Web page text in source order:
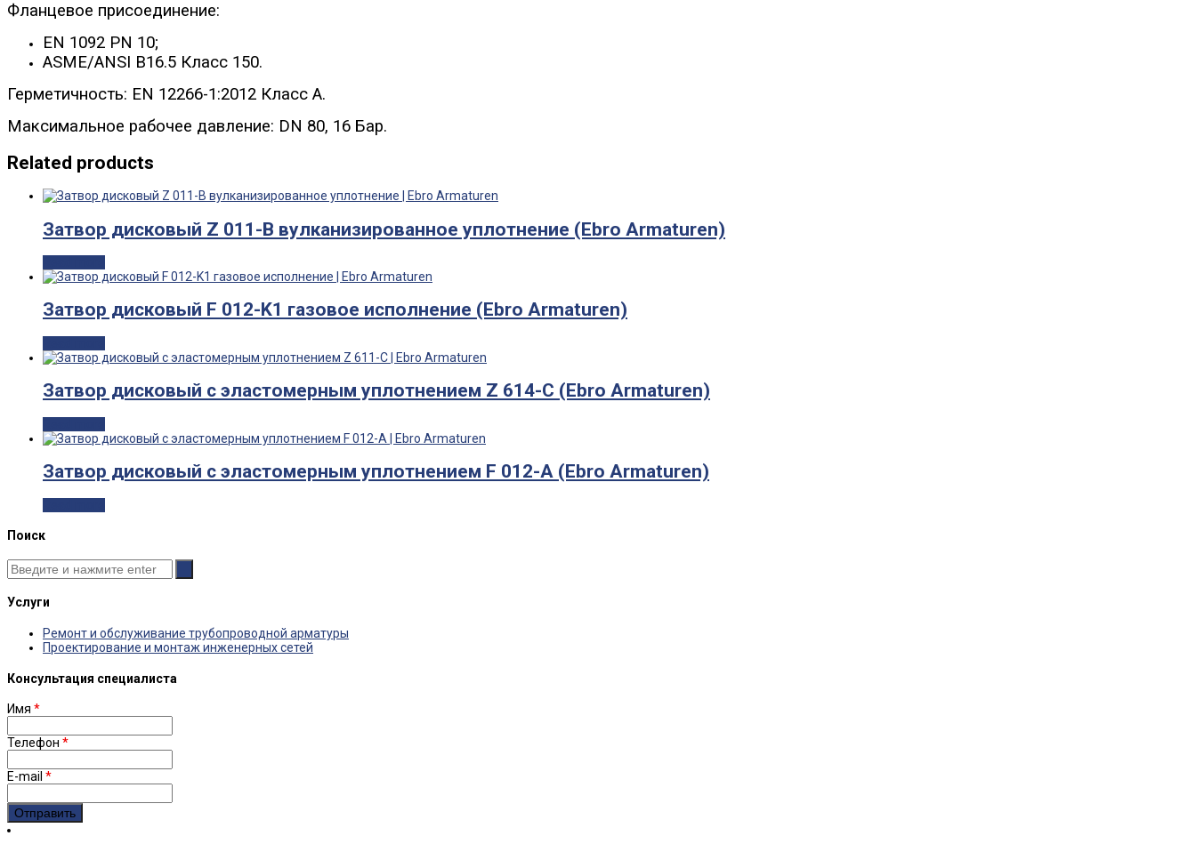
Фланцевое присоединение:
EN 1092 PN 10;
ASME/ANSI B16.5 Класс 150.
Герметичность: EN 12266-1:2012 Класс A.
Максимальное рабочее давление: DN 80, 16 Бар.
Related products
Затвор дисковый Z 011-B вулканизированное уплотнение (Ebro Armaturen)
Затвор дисковый F 012-K1 газовое исполнение (Ebro Armaturen)
Затвор дисковый с эластомерным уплотнением Z 614-C (Ebro Armaturen)
Затвор дисковый с эластомерным уплотнением F 012-A (Ebro Armaturen)
Поиск
Услуги
Ремонт и обслуживание трубопроводной арматуры
Проектирование и монтаж инженерных сетей
Консультация специалиста
Имя *
Телефон *
E-mail *